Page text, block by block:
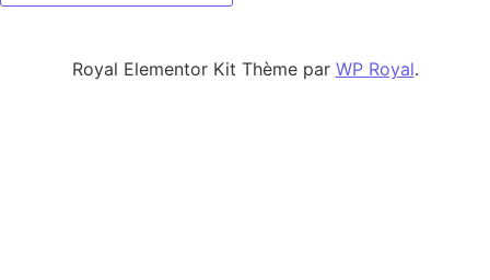
Royal Elementor Kit Thème par WP Royal.